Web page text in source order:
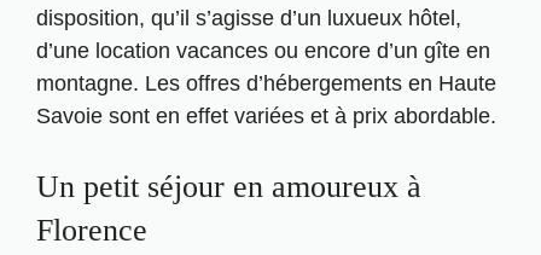
disposition, qu’il s’agisse d’un luxueux hôtel,
d’une location vacances ou encore d’un gîte en
montagne. Les offres d’hébergements en Haute
Savoie sont en effet variées et à prix abordable.
Un petit séjour en amoureux à
Florence